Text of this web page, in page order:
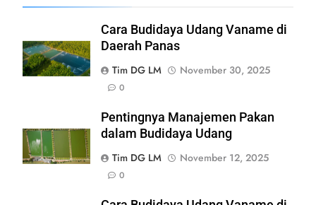
Cara Budidaya Udang Vaname di
Daerah Panas
Tim DG LM
November 30, 2025
0
Pentingnya Manajemen Pakan
dalam Budidaya Udang
Tim DG LM
November 12, 2025
0